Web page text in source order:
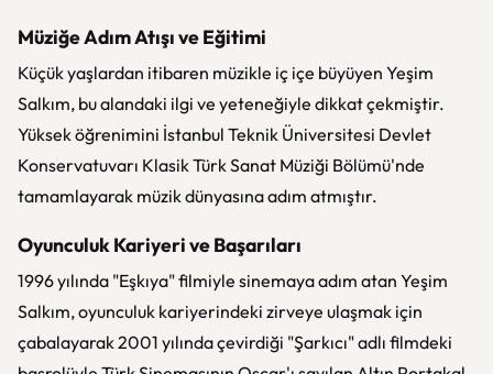
Müziğe Adım Atışı ve Eğitimi
Küçük yaşlardan itibaren müzikle iç içe büyüyen Yeşim
Salkım, bu alandaki ilgi ve yeteneğiyle dikkat çekmiştir.
Yüksek öğrenimini İstanbul Teknik Üniversitesi Devlet
Konservatuvarı Klasik Türk Sanat Müziği Bölümü'nde
tamamlayarak müzik dünyasına adım atmıştır.
Oyunculuk Kariyeri ve Başarıları
1996 yılında "Eşkıya" filmiyle sinemaya adım atan Yeşim
Salkım, oyunculuk kariyerindeki zirveye ulaşmak için
çabalayarak 2001 yılında çevirdiği "Şarkıcı" adlı filmdeki